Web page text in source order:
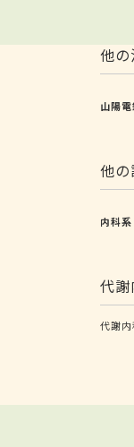
他
山陽
他
内科系
代謝
代謝